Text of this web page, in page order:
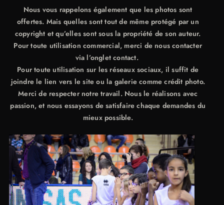
Nous vous rappelons également que les photos sont
offertes. Mais quelles sont tout de même protégé par un
copyright et qu’elles sont sous la propriété de son auteur.
Pour toute utilisation commercial, merci de nous contacter
via l’onglet contact.
Pour toute utilisation sur les réseaux sociaux, il suffit de
joindre le lien vers le site ou la galerie comme crédit photo.
Merci de respecter notre travail. Nous le réalisons avec
passion, et nous essayons de satisfaire chaque demandes du
mieux possible.